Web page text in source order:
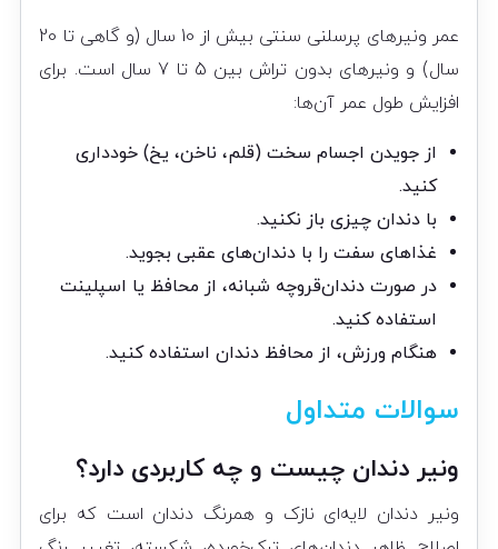
عمر ونیرهای پرسلنی سنتی بیش از 10 سال (و گاهی تا 20
سال) و ونیرهای بدون تراش بین 5 تا 7 سال است. برای
افزایش طول عمر آن‌ها:
از جویدن اجسام سخت (قلم، ناخن، یخ) خودداری
کنید.
با دندان چیزی باز نکنید.
غذاهای سفت را با دندان‌های عقبی بجوید.
در صورت دندان‌قروچه شبانه، از محافظ یا اسپلینت
استفاده کنید.
هنگام ورزش، از محافظ دندان استفاده کنید.
سوالات متداول
ونیر دندان چیست و چه کاربردی دارد؟
ونیر دندان لایه‌ای نازک و همرنگ دندان است که برای